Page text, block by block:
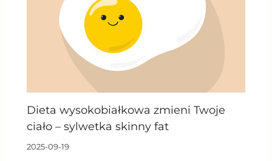
Dieta wysokobiałkowa zmieni Twoje
ciało – sylwetka skinny fat
2025-09-19